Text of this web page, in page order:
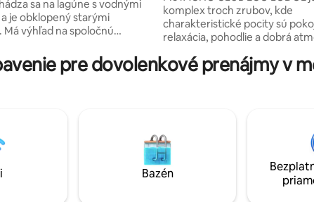
sa na lagúne s vodnými
je obklopený starými
výhľad na spoločnú
ktorý vás očarí svojou
jemnými
prírodným prostredím, ktoré
oddýchnuť si obklopený
komplex troch zrubov, kde
charakteristické pocity sú
relaxácia, pohodlie a dobrá
materiálov, kameňa, dreva a
opätovné použitie a
starožitným lesom, ktorý
a súkromie v chatkách, ktoré
nachádzajú viac ako 50 metrov
pre dovolenkové prenájmy v
Bazén